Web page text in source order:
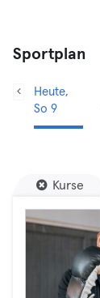
Sportplan
Heute,
So 9
Kurse